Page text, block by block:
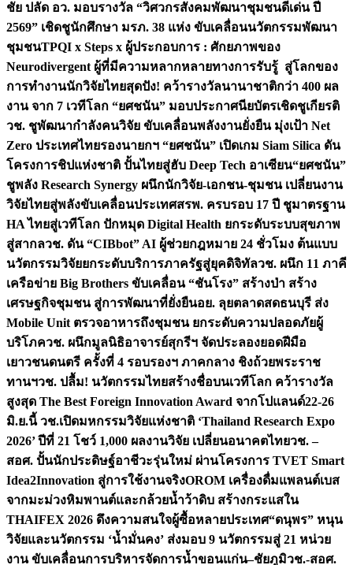
ชัย ปลัด อว. มอบรางวัล “วิศวกรสังคมพัฒนาชุมชนดีเด่น ปี
2569” เชิดชูนักศึกษา มรภ. 38 แห่ง ขับเคลื่อนนวัตกรรมพัฒนา
ชุมชนTPQI x Steps x ผู้ประกอบการ : ศักยภาพของ
Neurodivergent ผู้ที่มีความหลากหลายทางการรับรู้ สู่โลกของ
การทำงานนักวิจัยไทยสุดปัง! คว้ารางวัลนานาชาติกว่า 400 ผล
งาน จาก 7 เวทีโลก “ยศชนัน” มอบประกาศนียบัตรเชิดชูเกียรติ
วช. ชูพัฒนากำลังคนวิจัย ขับเคลื่อนพลังงานยั่งยืน มุ่งเป้า Net
Zero ประเทศไทยรองนายกฯ “ยศชนัน” เปิดเกม Siam Silica ดัน
โครงการชิปแห่งชาติ ปั้นไทยสู่ฮับ Deep Tech อาเซียน“ยศชนัน”
ชูพลัง Research Synergy ผนึกนักวิจัย-เอกชน-ชุมชน เปลี่ยนงาน
วิจัยไทยสู่พลังขับเคลื่อนประเทศสรพ. ครบรอบ 17 ปี ชูมาตรฐาน
HA ไทยสู่เวทีโลก ปักหมุด Digital Health ยกระดับระบบสุขภาพ
สู่สากลวช. ดัน “CIBbot” AI ผู้ช่วยกฎหมาย 24 ชั่วโมง ต้นแบบ
นวัตกรรมวิจัยยกระดับบริการภาครัฐสู่ยุคดิจิทัลวช. ผนึก 11 ภาคี
เครือข่าย Big Brothers ขับเคลื่อน “ชันโรง” สร้างป่า สร้าง
เศรษฐกิจชุมชน สู่การพัฒนาที่ยั่งยืนอย. ลุยตลาดสดธนบุรี ส่ง
Mobile Unit ตรวจอาหารถึงชุมชน ยกระดับความปลอดภัยผู้
บริโภควช. ผนึกมูลนิธิอาจารย์สุกรีฯ จัดประลองยอดฝีมือ
เยาวชนดนตรี ครั้งที่ 4 รอบรองฯ ภาคกลาง ชิงถ้วยพระราช
ทานฯวช. ปลื้ม! นวัตกรรมไทยสร้างชื่อบนเวทีโลก คว้ารางวัล
สูงสุด The Best Foreign Innovation Award จากโปแลนด์22-26
มิ.ย.นี้ วช.เปิดมหกรรมวิจัยแห่งชาติ ‘Thailand Research Expo
2026’ ปีที่ 21 โชว์ 1,000 ผลงานวิจัย เปลี่ยนอนาคตไทยวช. –
สอศ. ปั้นนักประดิษฐ์อาชีวะรุ่นใหม่ ผ่านโครงการ TVET Smart
Idea2Innovation สู่การใช้งานจริงOROM เครื่องดื่มแพลนต์เบส
จากมะม่วงหิมพานต์และกล้วยน้ำว้าดิบ สร้างกระแสใน
THAIFEX 2026 ดึงความสนใจผู้ซื้อหลายประเทศ“ดนุพร” หนุน
วิจัยและนวัตกรรม ‘น้ำมั่นคง’ ส่งมอบ 9 นวัตกรรมสู่ 21 หน่วย
งาน ขับเคลื่อนการบริหารจัดการน้ำขอนแก่น–ชัยภูมิวช.-สอศ.